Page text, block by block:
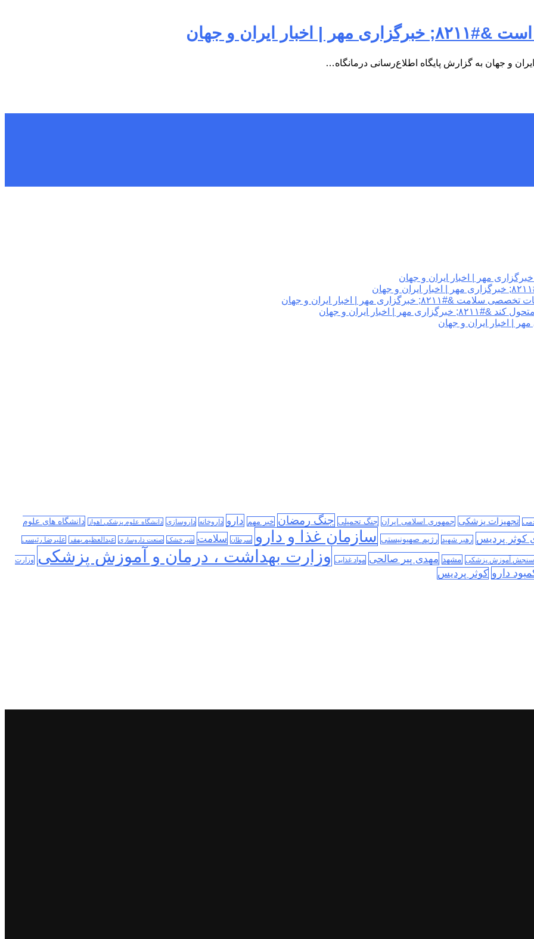
ایران و جهان
و جهان به گزارش پایگاه اطلاع‌رسانی درمانگاه…
مهر | اخبار ایران و جهان
اخبار ایران و جهان
تجهیزات پزشکی جمهوری اسلامی ایران جنگ تحمیلی جنگ رمضان خبر مهم دارو داروخانه داروسازی دانشگاه علوم پزشکی اهواز
دانشگاه های علوم
کوثر پردیس رهبر شهید رژیم صهیونیستی سازمان غذا و دارو سرطان سلامت شیرخشک صنعت داروسازی عبدالعظیم بهفر علیرضا رئیسی
سنجش آموزش پزشکی مشهد مهدی پیر صالحی مواد غذایی وزارت بهداشت ، درمان و آموزش پزشکی وزارت
دارو کوثر پردیس